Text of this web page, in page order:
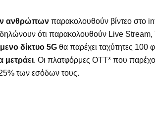
ανθρώπων παρακολουθούν βίντεο στο
ότι παρακολουθούν Live Stream,
δίκτυο 5G θα παρέχει ταχύτητες 100
μετράει. Οι πλατφόρμες OTT* που
των εσόδων τους.